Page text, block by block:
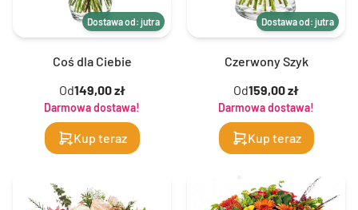
Dostawa od: jutra
Coś dla Ciebie
Od149,00 zł
Darmowa dostawa!
Kup teraz
Dostawa od: jutra
Czerwony Szyk
Od159,00 zł
Darmowa dostawa!
Kup teraz